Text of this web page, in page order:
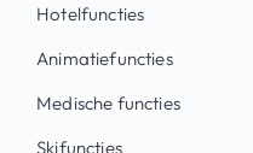
Hotelfuncties
Animatiefuncties
Medische functies
Skifuncties